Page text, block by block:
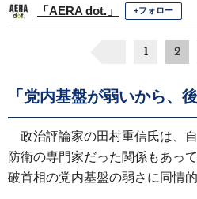
「AERA dot.」 +フォロー
1 2
「党内基盤が弱いから、
政治評論家の田村重信氏は、
防衛の専門家だった関係もあっ
破首相の党内基盤の弱さに同情的